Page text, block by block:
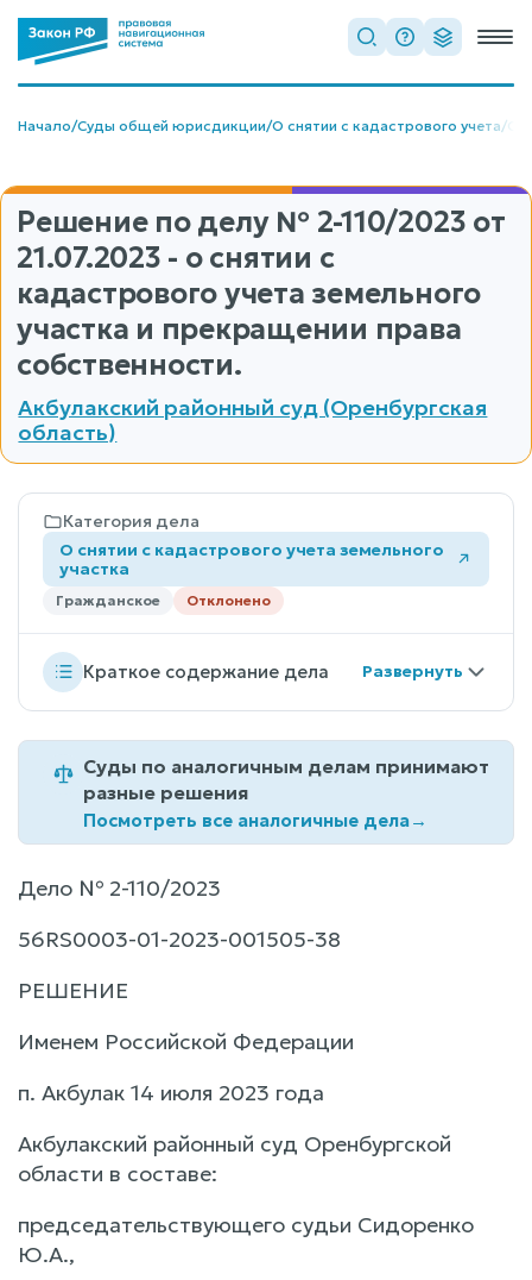
Начало/Суды общей юрисдикции/О снятии с кадастрового учета/О
Решение по делу № 2-110/2023 от
21.07.2023 - о снятии с
кадастрового учета земельного
участка и прекращении права
собственности.
Акбулакский районный суд (Оренбургская
область)
Категория дела
О снятии с кадастрового учета земельного
участка
Гражданское Отклонено
Краткое содержание дела
Суды по аналогичным делам принимают
разные решения
Посмотреть все аналогичные дела→
Дело № 2-110/2023
56RS0003-01-2023-001505-38
РЕШЕНИЕ
Именем Российской Федерации
п. Акбулак 14 июля 2023 года
Акбулакский районный суд Оренбургской
области в составе:
председательствующего судьи Сидоренко
Ю.А.,